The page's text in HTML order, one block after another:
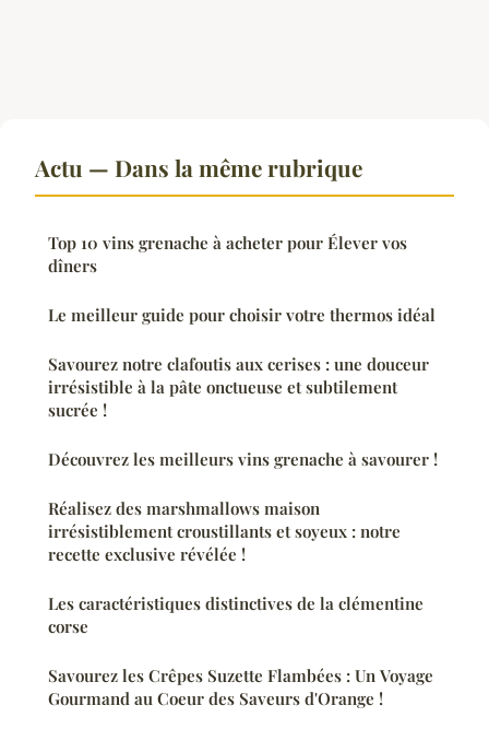
Actu — Dans la même rubrique
Top 10 vins grenache à acheter pour Élever vos
dîners
Le meilleur guide pour choisir votre thermos idéal
Savourez notre clafoutis aux cerises : une douceur
irrésistible à la pâte onctueuse et subtilement
sucrée !
Découvrez les meilleurs vins grenache à savourer !
Réalisez des marshmallows maison
irrésistiblement croustillants et soyeux : notre
recette exclusive révélée !
Les caractéristiques distinctives de la clémentine
corse
Savourez les Crêpes Suzette Flambées : Un Voyage
Gourmand au Coeur des Saveurs d'Orange !